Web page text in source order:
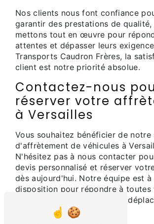
Nos clients nous font confiance
garantir des prestations de qualité,
mettons tout en œuvre pour
attentes et dépasser leurs
Transports Caudron Frères, la
client est notre priorité absolue.
Contactez-nous
réserver votre
à Versailles
Vous souhaitez bénéficier de notre
d'affrètement de véhicules à
N'hésitez pas à nous contacter
devis personnalisé et réserver
dès aujourd'hui. Notre équipe est
disposition pour répondre à toutes
questions et organiser votre
les meilleures conditions.